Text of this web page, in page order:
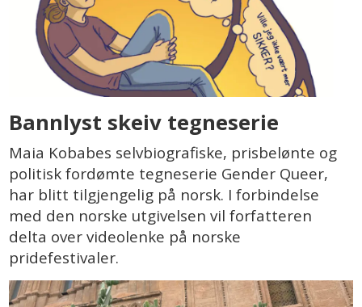
Bannlyst skeiv tegneserie
Maia Kobabes selvbiografiske, prisbelønte og
politisk fordømte tegneserie Gender Queer,
har blitt tilgjengelig på norsk. I forbindelse
med den norske utgivelsen vil forfatteren
delta over videolenke på norske
pridefestivaler.